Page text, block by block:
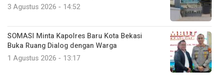
3 Agustus 2026 - 14:52
SOMASI Minta Kapolres Baru Kota Bekasi
Buka Ruang Dialog dengan Warga
1 Agustus 2026 - 13:17